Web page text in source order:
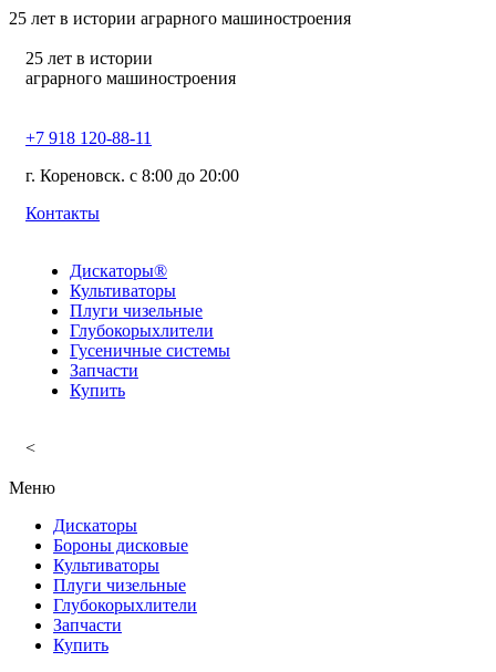
25 лет в истории аграрного машиностроения
25 лет в истории
аграрного машиностроения
+7 918 120-88-11
г. Кореновск. c 8:00 до 20:00
Контакты
Дискаторы®
Культиваторы
Плуги чизельные
Глубокорыхлители
Гусеничные системы
Запчасти
Купить
<
Меню
Дискаторы
Бороны дисковые
Культиваторы
Плуги чизельные
Глубокорыхлители
Запчасти
Купить